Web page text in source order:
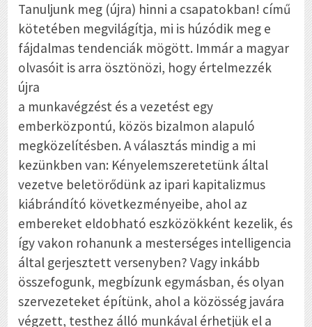
Tanuljunk meg (újra) hinni a csapatokban! című
kötetében megvilágítja, mi is húzódik meg e
fájdalmas tendenciák mögött. Immár a magyar
olvasóit is arra ösztönözi, hogy értelmezzék
újra
a munkavégzést és a vezetést egy
emberközpontú, közös bizalmon alapuló
megközelítésben. A választás mindig a mi
kezünkben van: Kényelemszeretetünk által
vezetve beletörődünk az ipari kapitalizmus
kiábrándító következményeibe, ahol az
embereket eldobható eszközökként kezelik, és
így vakon rohanunk a mesterséges intelligencia
által gerjesztett versenyben? Vagy inkább
összefogunk, megbízunk egymásban, és olyan
szervezeteket építünk, ahol a közösség javára
végzett, testhez álló munkával érhetjük el a